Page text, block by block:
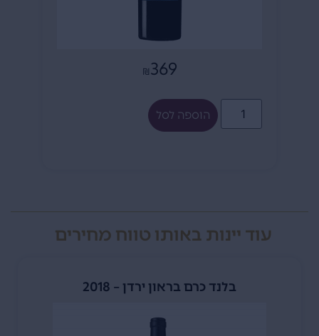
₪ 369
הוספה לסל
עוד יינות באותו טווח מחירים
בלנד כרם בראון ירדן – 2018